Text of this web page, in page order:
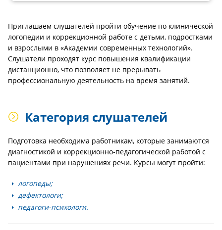
Приглашаем слушателей пройти обучение по клинической
логопедии и коррекционной работе с детьми, подростками
и взрослыми в «Академии современных технологий».
Слушатели проходят курс повышения квалификации
дистанционно, что позволяет не прерывать
профессиональную деятельность на время занятий.
Категория слушателей
Подготовка необходима работникам, которые занимаются
диагностикой и коррекционно-педагогической работой с
пациентами при нарушениях речи. Курсы могут пройти:
логопеды;
дефектологи;
педагоги-психологи.